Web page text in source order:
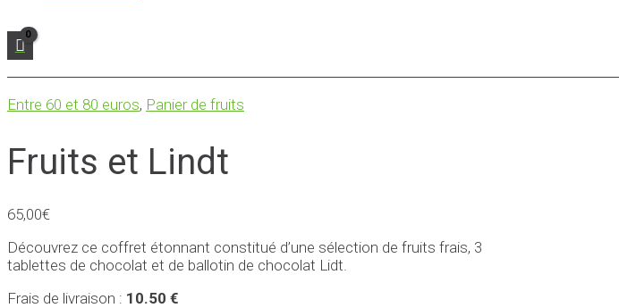
Entre 60 et 80 euros, Panier de fruits
Fruits et Lindt
65,00€
Découvrez ce coffret étonnant constitué d’une sélection de fruits frais, 3
tablettes de chocolat et de ballotin de chocolat Lidt.
Frais de livraison : 10.50 €